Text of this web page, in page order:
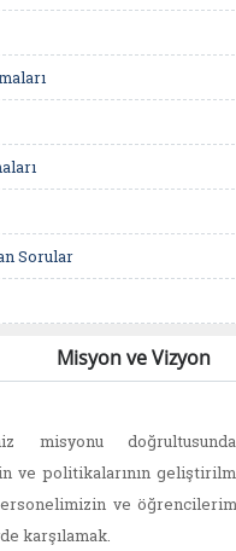
Sorular
Misyon ve Vizyon
misyonu
ve politikalarının
ve
karşılamak.